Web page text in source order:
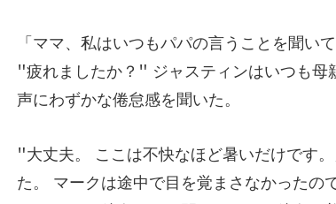
"疲れましたか？" ジャスティンはいつも母